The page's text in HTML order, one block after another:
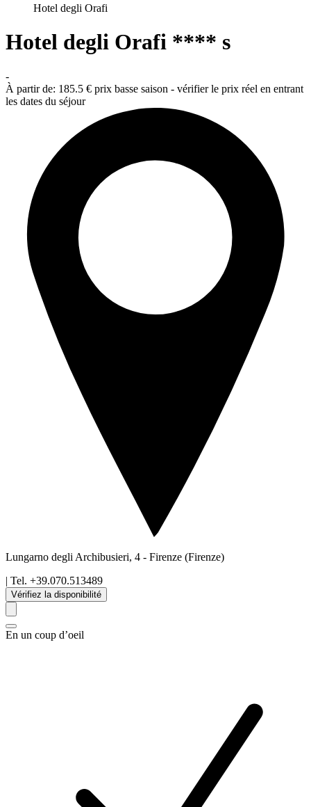
Hotel degli Orafi
Hotel degli Orafi **** s
-
À partir de: 185.5 € prix basse saison - vérifier le prix réel en entrant
les dates du séjour
Lungarno degli Archibusieri, 4 - Firenze (Firenze)
| Tel. +39.070.513489
Vérifiez la disponibilité
En un coup d’oeil